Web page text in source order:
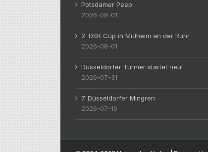
Potsdamer Peep
2026-08-01
2. DSK Cup in Mülheim an der Ruhr
2026-08-01
Düsseldorfer Turnier startet neu!
2026-07-31
7. Düsseldorfer Mingren
2026-07-19